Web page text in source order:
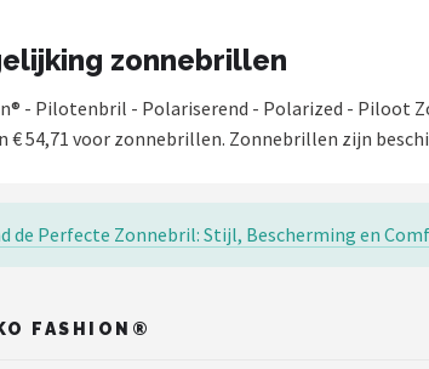
zonnebrillen
- Pilotenbril - Polariserend - Polarized - Piloot
€ 54,71 voor zonnebrillen. Zonnebrillen zijn
de Perfecte Zonnebril: Stijl, Bescherming en
FASHION®